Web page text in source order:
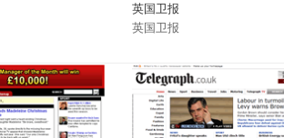
英国卫报
英国卫报